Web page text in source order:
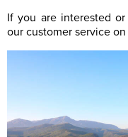
If you are interested
our customer service